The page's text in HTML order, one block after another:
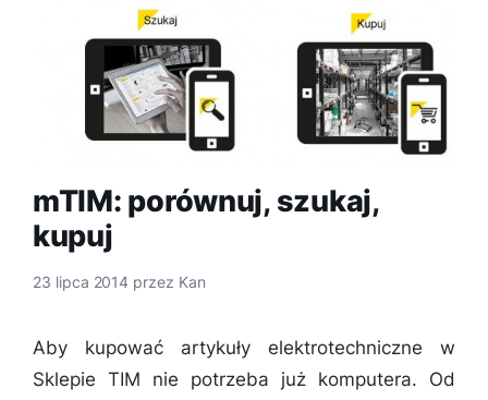
mTIM: porównuj, szukaj,
kupuj
23 lipca 2014 przez Kan
Aby kupować artykuły elektrotechniczne w
Sklepie TIM nie potrzeba już komputera. Od